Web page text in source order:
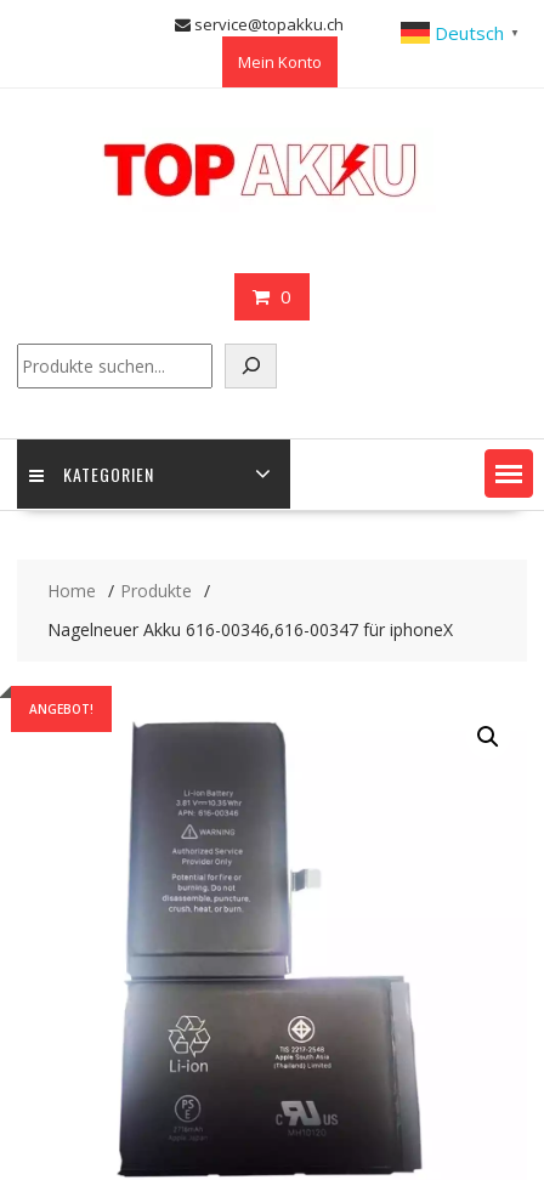
service@topakku.ch
Mein Konto
0
KATEGORIEN
Home
Produkte
Nagelneuer Akku 616-00346,616-00347 für iphoneX
ANGEBOT!
Deutsch ▼